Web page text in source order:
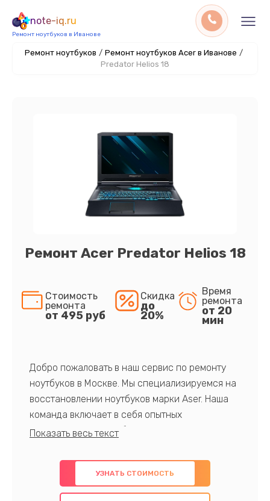
note-iq.ru
Ремонт ноутбуков в Иванове
Ремонт ноутбуков / Ремонт ноутбуков Acer в Иванове /
Predator Helios 18
Ремонт Acer Predator Helios 18
Стоимость
ремонта
от 495 руб
Скидка
до
20%
Время
ремонта
от 20
мин
Добро пожаловать в наш сервис по ремонту
ноутбуков в Москве. Мы специализируемся на
восстановлении ноутбуков марки Aser. Наша
команда включает в себя опытных
профессионалов с обширными знаниями и
предлагаем быстрый и качественный ремонт с
использованием оригинальных компонентов, а
также гарантируем качество всех
УЗНАТЬ СТОИМОСТЬ